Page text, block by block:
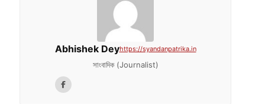
Abhishek Deyhttps://syandanpatrika.in
সাংবাদিক (Journalist)